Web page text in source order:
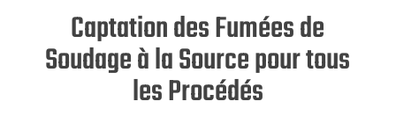
Captation des Fumées de
Soudage à la Source pour tous
les Procédés